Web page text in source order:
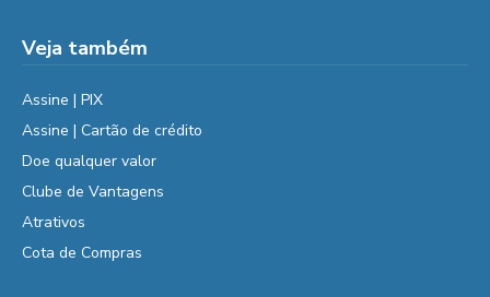
Veja também
Assine | PIX
Assine | Cartão de crédito
Doe qualquer valor
Clube de Vantagens
Atrativos
Cota de Compras